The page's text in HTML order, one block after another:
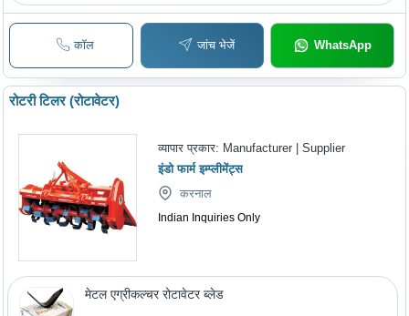
कॉल जांच भेजें WhatsApp
रोटरी टिलर (रोटावेटर)
व्यापार प्रकार: Manufacturer | Supplier
इंडो फार्म इम्प्लीमेंट्स
करनाल
Indian Inquiries Only
मेटल एग्रीकल्चर रोटावेटर ब्लेड